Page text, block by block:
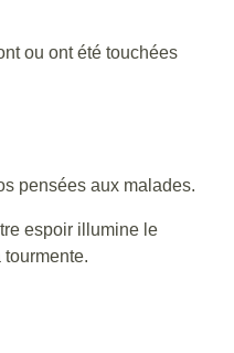
ou ont été touchées
pensées aux malades.
espoir illumine le